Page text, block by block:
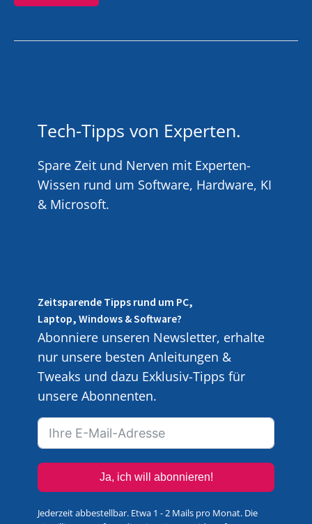
Tech-Tipps von Experten.
Spare Zeit und Nerven mit Experten-
Wissen rund um Software, Hardware, KI
& Microsoft.
Zeitsparende Tipps rund um PC,
Laptop, Windows & Software?
Abonniere unseren Newsletter, erhalte
nur unsere besten Anleitungen &
Tweaks und dazu Exklusiv-Tipps für
unsere Abonnenten.
Ja, ich will abonnieren!
Jederzeit abbestellbar. Etwa 1 - 2 Mails pro Monat. Die